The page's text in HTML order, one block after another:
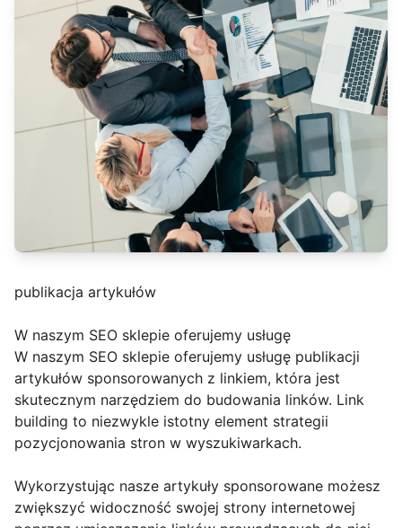
publikacja artykułów
W naszym SEO sklepie oferujemy usługę
W naszym SEO sklepie oferujemy usługę publikacji
artykułów sponsorowanych z linkiem, która jest
skutecznym narzędziem do budowania linków. Link
building to niezwykle istotny element strategii
pozycjonowania stron w wyszukiwarkach.
Wykorzystując nasze artykuły sponsorowane możesz
zwiększyć widoczność swojej strony internetowej